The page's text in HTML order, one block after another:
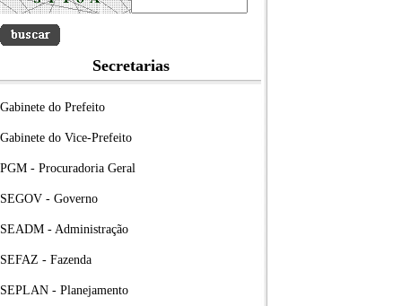
Secretarias
Gabinete do Prefeito
Gabinete do Vice-Prefeito
PGM - Procuradoria Geral
SEGOV - Governo
SEADM - Administração
SEFAZ - Fazenda
SEPLAN - Planejamento